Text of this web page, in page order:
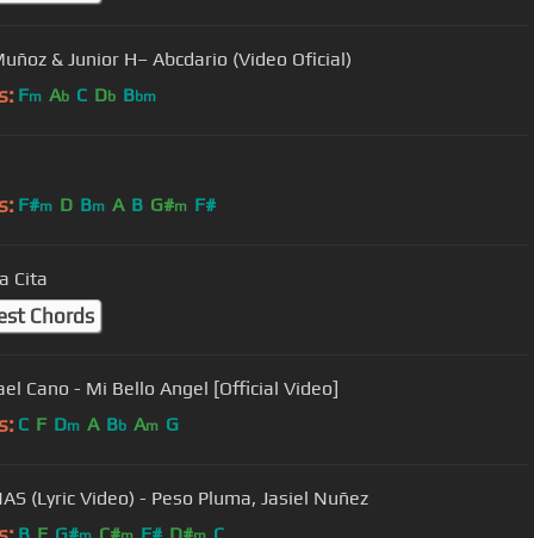
& Junior H– Abcdario (Video Oficial)
Fm Ab C Db Bbm
F#m D Bm A B G#m F#
Cita
Chords
Cano - Mi Bello Angel [Official Video]
C F Dm A Bb Am G
(Lyric Video) - Peso Pluma, Jasiel Nuñez